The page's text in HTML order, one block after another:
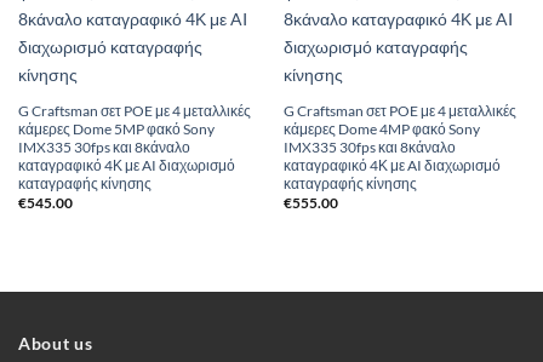
G Craftsman σετ POE με 4 μεταλλικές
κάμερες Dome 5MP φακό Sony
IMX335 30fps και 8κάναλο
καταγραφικό 4Κ με AI διαχωρισμό
καταγραφής κίνησης
€545.00
G Craftsman σετ POE με 4 μεταλλικές
κάμερες Dome 4MP φακό Sony
IMX335 30fps και 8κάναλο
καταγραφικό 4Κ με AI διαχωρισμό
καταγραφής κίνησης
€555.00
About us